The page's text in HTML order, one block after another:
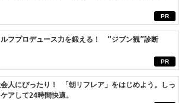
PR
PR
ルフプロデュース力を鍛える！ “ジブン観”診断
人にぴったり！ 「朝リフレア」をはじめよう。しっ
アして24時間快適。